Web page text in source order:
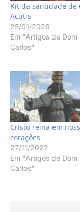
Kit da santidade de
Acutis
25/01/2026
Em "Artigos de Dom
Carlos"
Cristo reina em
corações
27/11/2022
Em "Artigos de Dom
Carlos"